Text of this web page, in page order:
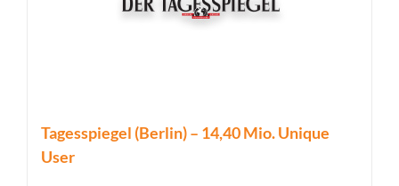
Tagesspiegel (Berlin) – 14,40 Mio. Unique
User